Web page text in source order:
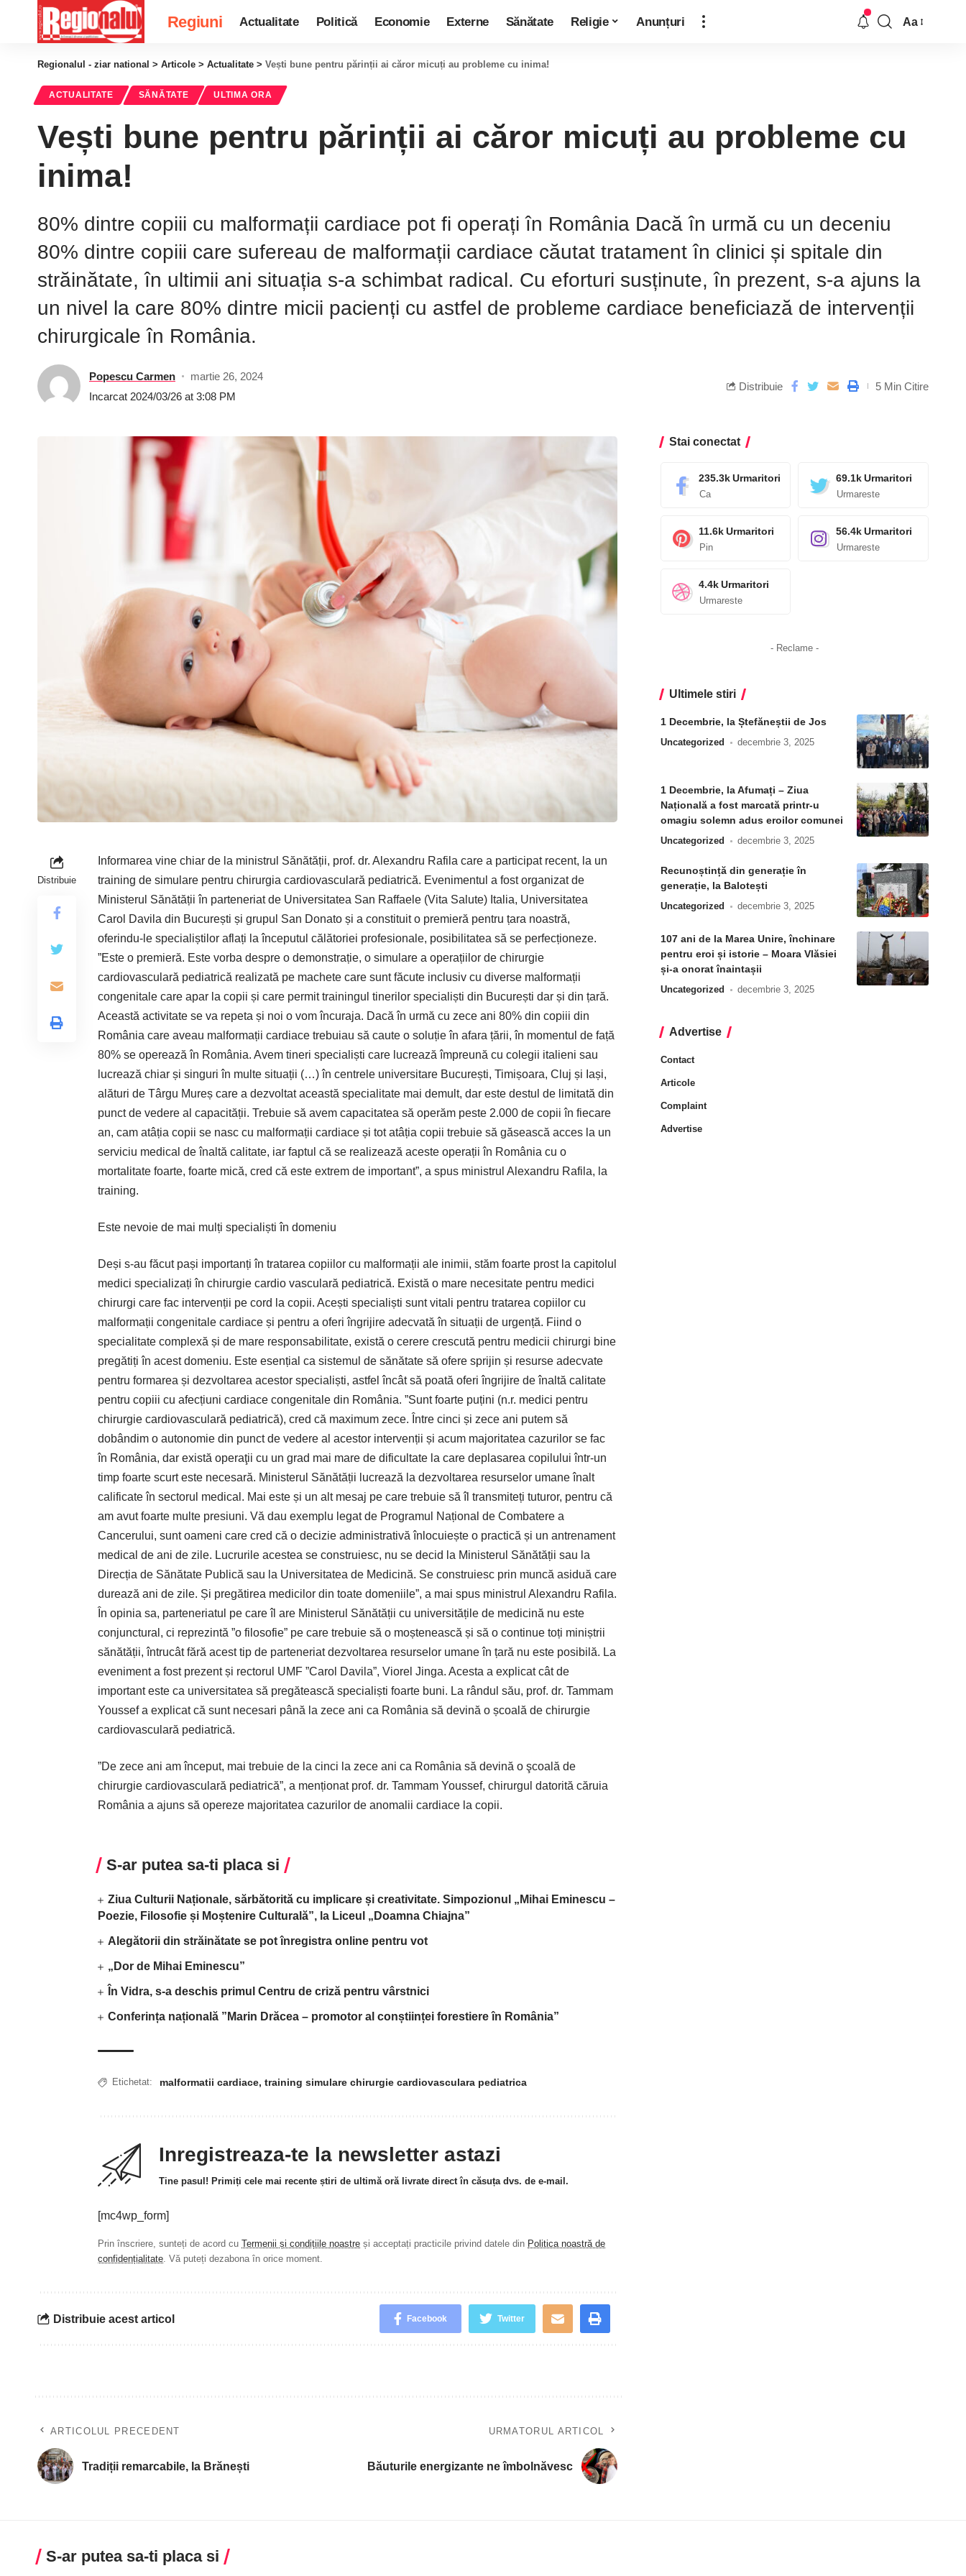
Regiuni Actualitate Politică Economie Externe Sănătate Religie Anunțuri Aa
Regionalul - ziar national > Articole > Actualitate > Vești bune pentru părinții ai căror micuți au probleme cu inima!
ACTUALITATE SĂNĂTATE ULTIMA ORA
Vești bune pentru părinții ai căror micuți au probleme cu
inima!
80% dintre copiii cu malformații cardiace pot fi operați în România Dacă în urmă cu un deceniu
80% dintre copiii care sufereau de malformații cardiace căutat tratament în clinici și spitale din
străinătate, în ultimii ani situația s-a schimbat radical. Cu eforturi susținute, în prezent, s-a ajuns la
un nivel la care 80% dintre micii pacienți cu astfel de probleme cardiace beneficiază de intervenții
chirurgicale în România.
Popescu Carmen
martie 26, 2024
Incarcat 2024/03/26 at 3:08 PM
Distribuie 5 Min Citire
Distribuie
Informarea vine chiar de la ministrul Sănătății, prof. dr. Alexandru Rafila care a participat recent, la un
training de simulare pentru chirurgia cardiovasculară pediatrică. Evenimentul a fost organizat de
Ministerul Sănătății în parteneriat de Universitatea San Raffaele (Vita Salute) Italia, Universitatea
Carol Davila din București și grupul San Donato și a constituit o premieră pentru țara noastră,
oferindu-le specialiștilor aflați la începutul călătoriei profesionale, posibilitatea să se perfecționeze.
”Este o premieră. Este vorba despre o demonstrație, o simulare a operațiilor de chirurgie
cardiovasculară pediatrică realizată pe machete care sunt făcute inclusiv cu diverse malformații
congenitale care apar la copii și care permit trainingul tinerilor specialiști din București dar și din țară.
Această activitate se va repeta și noi o vom încuraja. Dacă în urmă cu zece ani 80% din copiii din
România care aveau malformații cardiace trebuiau să caute o soluție în afara țării, în momentul de față
80% se operează în România. Avem tineri specialiști care lucrează împreună cu colegii italieni sau
lucrează chiar și singuri în multe situații (…) în centrele universitare București, Timișoara, Cluj și Iași,
alături de Târgu Mureș care a dezvoltat această specialitate mai demult, dar este destul de limitată din
punct de vedere al capacității. Trebuie să avem capacitatea să operăm peste 2.000 de copii în fiecare
an, cam atâția copii se nasc cu malformații cardiace și tot atâția copii trebuie să găsească acces la un
serviciu medical de înaltă calitate, iar faptul că se realizează aceste operații în România cu o
mortalitate foarte, foarte mică, cred că este extrem de important”, a spus ministrul Alexandru Rafila, la
training.
Este nevoie de mai mulți specialiști în domeniu
Deși s-au făcut pași importanți în tratarea copiilor cu malformații ale inimii, stăm foarte prost la capitolul
medici specializați în chirurgie cardio vasculară pediatrică. Există o mare necesitate pentru medici
chirurgi care fac intervenții pe cord la copii. Acești specialiști sunt vitali pentru tratarea copiilor cu
malformații congenitale cardiace și pentru a oferi îngrijire adecvată în situații de urgență. Fiind o
specialitate complexă și de mare responsabilitate, există o cerere crescută pentru medicii chirurgi bine
pregătiți în acest domeniu. Este esențial ca sistemul de sănătate să ofere sprijin și resurse adecvate
pentru formarea și dezvoltarea acestor specialiști, astfel încât să poată oferi îngrijire de înaltă calitate
pentru copiii cu afecțiuni cardiace congenitale din România. ”Sunt foarte puțini (n.r. medici pentru
chirurgie cardiovasculară pediatrică), cred că maximum zece. Între cinci și zece ani putem să
dobândim o autonomie din punct de vedere al acestor intervenții și acum majoritatea cazurilor se fac
în România, dar există operaţii cu un grad mai mare de dificultate la care deplasarea copilului într-un
timp foarte scurt este necesară. Ministerul Sănătății lucrează la dezvoltarea resurselor umane înalt
calificate în sectorul medical. Mai este și un alt mesaj pe care trebuie să îl transmiteți tuturor, pentru că
am avut foarte multe presiuni. Vă dau exemplu legat de Programul Național de Combatere a
Cancerului, sunt oameni care cred că o decizie administrativă înlocuiește o practică și un antrenament
medical de ani de zile. Lucrurile acestea se construiesc, nu se decid la Ministerul Sănătății sau la
Direcția de Sănătate Publică sau la Universitatea de Medicină. Se construiesc prin muncă asiduă care
durează ani de zile. Și pregătirea medicilor din toate domeniile”, a mai spus ministrul Alexandru Rafila.
În opinia sa, parteneriatul pe care îl are Ministerul Sănătății cu universitățile de medicină nu este
conjunctural, ci reprezintă ”o filosofie” pe care trebuie să o moștenească și să o continue toți miniștrii
sănătății, întrucât fără acest tip de parteneriat dezvoltarea resurselor umane în țară nu este posibilă. La
eveniment a fost prezent și rectorul UMF ”Carol Davila”, Viorel Jinga. Acesta a explicat cât de
important este ca universitatea să pregătească specialiști foarte buni. La rândul său, prof. dr. Tammam
Youssef a explicat că sunt necesari până la zece ani ca România să devină o școală de chirurgie
cardiovasculară pediatrică.
”De zece ani am început, mai trebuie de la cinci la zece ani ca România să devină o şcoală de
chirurgie cardiovasculară pediatrică”, a menționat prof. dr. Tammam Youssef, chirurgul datorită căruia
România a ajuns să opereze majoritatea cazurilor de anomalii cardiace la copii.
S-ar putea sa-ti placa si
Ziua Culturii Naționale, sărbătorită cu implicare și creativitate. Simpozionul „Mihai Eminescu –
Poezie, Filosofie și Moștenire Culturală”, la Liceul „Doamna Chiajna”
Alegătorii din străinătate se pot înregistra online pentru vot
„Dor de Mihai Eminescu”
În Vidra, s-a deschis primul Centru de criză pentru vârstnici
Conferința națională ”Marin Drăcea – promotor al conștiinței forestiere în România”
Etichetat: malformatii cardiace, training simulare chirurgie cardiovasculara pediatrica
Inregistreaza-te la newsletter astazi
Tine pasul! Primiți cele mai recente știri de ultimă oră livrate direct în căsuța dvs. de e-mail.
[mc4wp_form]
Prin înscriere, sunteți de acord cu Termenii și condițiile noastre și acceptați practicile privind datele din Politica noastră de
confidențialitate. Vă puteți dezabona în orice moment.
Distribuie acest articol Facebook Twitter
ARTICOLUL PRECEDENT
Tradiții remarcabile, la Brănești
URMATORUL ARTICOL
Băuturile energizante ne îmbolnăvesc
Stai conectat
235.3k Urmaritori
Ca
69.1k Urmaritori
Urmareste
11.6k Urmaritori
Pin
56.4k Urmaritori
Urmareste
4.4k Urmaritori
Urmareste
- Reclame -
Ultimele stiri
1 Decembrie, la Ștefăneștii de Jos
Uncategorized decembrie 3, 2025
1 Decembrie, la Afumați – Ziua
Națională a fost marcată printr-u
omagiu solemn adus eroilor comunei
Uncategorized decembrie 3, 2025
Recunoștință din generație în
generație, la Balotești
Uncategorized decembrie 3, 2025
107 ani de la Marea Unire, închinare
pentru eroi și istorie – Moara Vlăsiei
și-a onorat înaintașii
Uncategorized decembrie 3, 2025
Advertise
Contact
Articole
Complaint
Advertise
S-ar putea sa-ti placa si